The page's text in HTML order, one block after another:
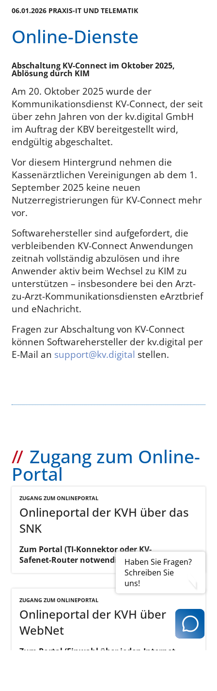
Haben Sie Fragen?
Schreiben Sie
uns!
06.01.2026 PRAXIS-IT UND TELEMATIK
Online-Dienste
Abschaltung KV-Connect im Oktober 2025,
Ablösung durch KIM
Am 20. Oktober 2025 wurde der
Kommunikationsdienst KV-Connect, der seit
über zehn Jahren von der kv.digital GmbH
im Auftrag der KBV bereitgestellt wird,
endgültig abgeschaltet.
Vor diesem Hintergrund nehmen die
Kassenärztlichen Vereinigungen ab dem 1.
September 2025 keine neuen
Nutzerregistrierungen für KV-Connect mehr
vor.
Softwarehersteller sind aufgefordert, die
verbleibenden KV-Connect Anwendungen
zeitnah vollständig abzulösen und ihre
Anwender aktiv beim Wechsel zu KIM zu
unterstützen – insbesondere bei den Arzt-
zu-Arzt-Kommunikationsdiensten eArztbrief
und eNachricht.
Fragen zur Abschaltungvon KV-Connect
können Softwarehersteller der kv.digital per
E-Mail an support@kv.digital stellen.
Zugang zum Online-
Portal
ZUGANG ZUM ONLINEPORTAL
Onlineportal der KVH über das
SNK
Zum Portal (TI-Konnektor oder KV-
Safenet-Router notwendig)
ZUGANG ZUM ONLINEPORTAL
Onlineportal der KVH über
WebNet
Zum Portal (Einwahl über jeden Internet-